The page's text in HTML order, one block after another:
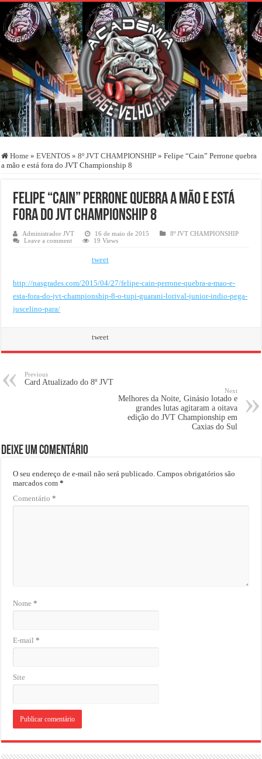
Home » EVENTOS » 8º JVT CHAMPIONSHIP » Felipe “Cain” Perrone quebra
a mão e está fora do JVT Championship 8
Felipe “Cain” Perrone quebra a mão e está
fora do JVT Championship 8
Administrador JVT 16 de maio de 2015
8º JVT CHAMPIONSHIP
Leave a comment
19 Views
tweet
http://nasgrades.com/2015/04/27/felipe-cain-perrone-quebra-a-mao-e-
esta-fora-do-jvt-championship-8-o-tupi-guarani-lorival-junior-indio-pega-
juscelino-para/
tweet
Previous
Card Atualizado do 8º JVT
Next
Melhores da Noite, Ginásio lotado e
grandes lutas agitaram a oitava
edição do JVT Championship em
Caxias do Sul
Deixe um comentário
O seu endereço de e-mail não será publicado. Campos obrigatórios são
marcados com*
Comentário*
Nome*
E-mail*
Site